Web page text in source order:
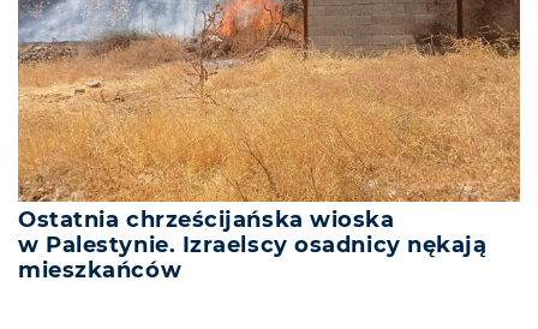
Ostatnia chrześcijańska wioska
w Palestynie. Izraelscy osadnicy nękają
mieszkańców